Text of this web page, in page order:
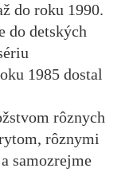
do roku 1990.
do detských
1985 dostal
rôznych
rôznymi
samozrejme